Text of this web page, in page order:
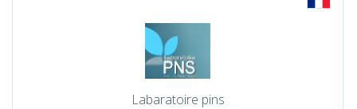
Labaratoire pins